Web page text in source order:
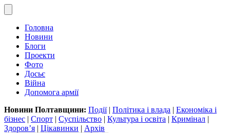
Головна
Новини
Блоги
Проекти
Фото
Досьє
Війна
Допомога армії
Новини Полтавщини: Події| Політика і влада | Економіка і
бізнес | Спорт | Суспільство | Культура і освіта | Кримінал |
Здоров’я | Цікавинки | Архів